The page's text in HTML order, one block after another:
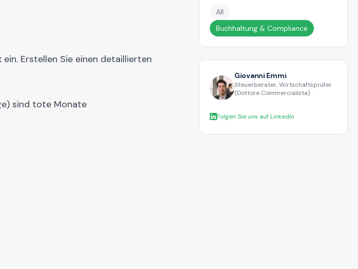
ein. Erstellen Sie einen detaillierten
sind tote Monate
All
Buchhaltung & Compliance
Giovanni Emmi
Steuerberater, Wirtschaftsprüfer
(Dottore Commercialista)
Folgen Sie uns auf LinkedIn